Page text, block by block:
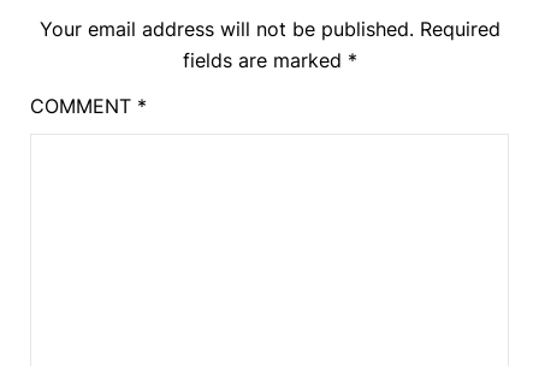
Your email address will not be published. Required
fields are marked *
COMMENT *